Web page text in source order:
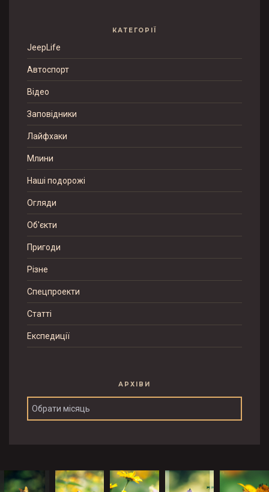
КАТЕГОРІЇ
JeepLife
Автоспорт
Відео
Заповідники
Лайфхаки
Млини
Наші подорожі
Огляди
Об'єкти
Пригоди
Різне
Спецпроекти
Статті
Експедиції
АРХІВИ
Архіви